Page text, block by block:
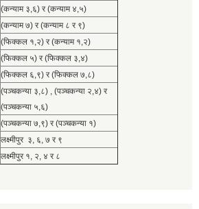
(कन्याम ३,६) र (कन्याम ४,५)
(कन्याम ७) र (कन्याम ८ र ९)
(फिक्कल १,२) र (कन्याम १,२)
(फिक्कल ५) र (फिक्कल ३,४)
(फिक्कल ६,९) र (फिक्कल ७,८)
(पञ्चकन्या ३,८) , (पञ्चकन्या २,४) र
(पञ्चकन्या ५,६)
(पञ्चकन्या ७,९) र (पञ्चकन्या १)
लक्ष्मीपुर ३, ६, ७ र ९
लक्ष्मीपुर १, २, ४ र ८